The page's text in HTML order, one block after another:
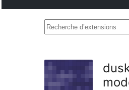
Recherche